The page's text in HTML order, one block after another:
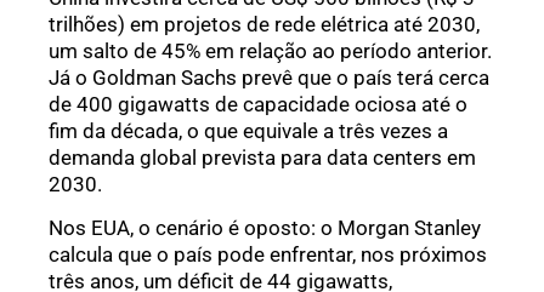
trilhões) em projetos de rede elétrica até 2030,
um salto de 45% em relação ao período anterior.
Já o Goldman Sachs prevê que o país terá cerca
de 400 gigawatts de capacidade ociosa até o
fim da década, o que equivale a três vezes a
demanda global prevista para data centers em
2030.
Nos EUA, o cenário é oposto: o Morgan Stanley
calcula que o país pode enfrentar, nos próximos
três anos, um déficit de 44 gigawatts,